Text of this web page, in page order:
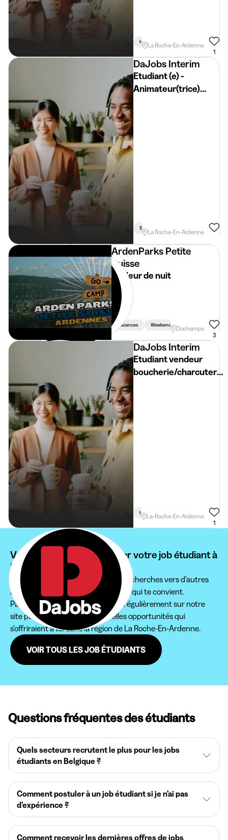
Horaire Flexible Permis Requis
La Roche-En-Ardenne
1
DaJobs Interim
Etudiant (e) -
Animateur(trice)
Soir Weekend
La Roche-En-Ardenne
ArdenParks Petite
Suisse
Veilleur de nuit
Vacances Weekend
Dochamps
3
DaJobs Interim
Etudiant vendeur
boucherie/charcuterie
Horaire Flexible
La-Roche-En-Ardenne
1
Vous ne pouvez pas trouver votre job étudiant à
La Roche-En-Ardenne ?
Nous te conseillons d'étendre tes recherches vers d'autres
régions pour trouver le job étudiant qui te convient.
Par ailleurs, n'hésite pas à revenir régulièrement sur notre
site pour ne pas rater de nouvelles opportunités qui
s'offriraient à toi dans la région de La Roche-En-Ardenne.
VOIR TOUS LES JOB ÉTUDIANTS
Questions fréquentes des étudiants
Quels secteurs recrutent le plus pour les jobs
étudiants en Belgique ?
Comment postuler à un job étudiant si je n’ai pas
d’expérience ?
Comment recevoir les dernières offres de jobs